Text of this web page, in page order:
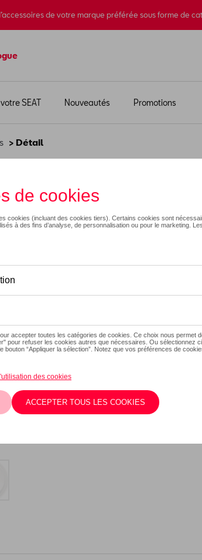
de votre marque préférée sous forme de
SEAT Nouveautés Promotions
> Détail
Léger,
compostable,
vaisselle.